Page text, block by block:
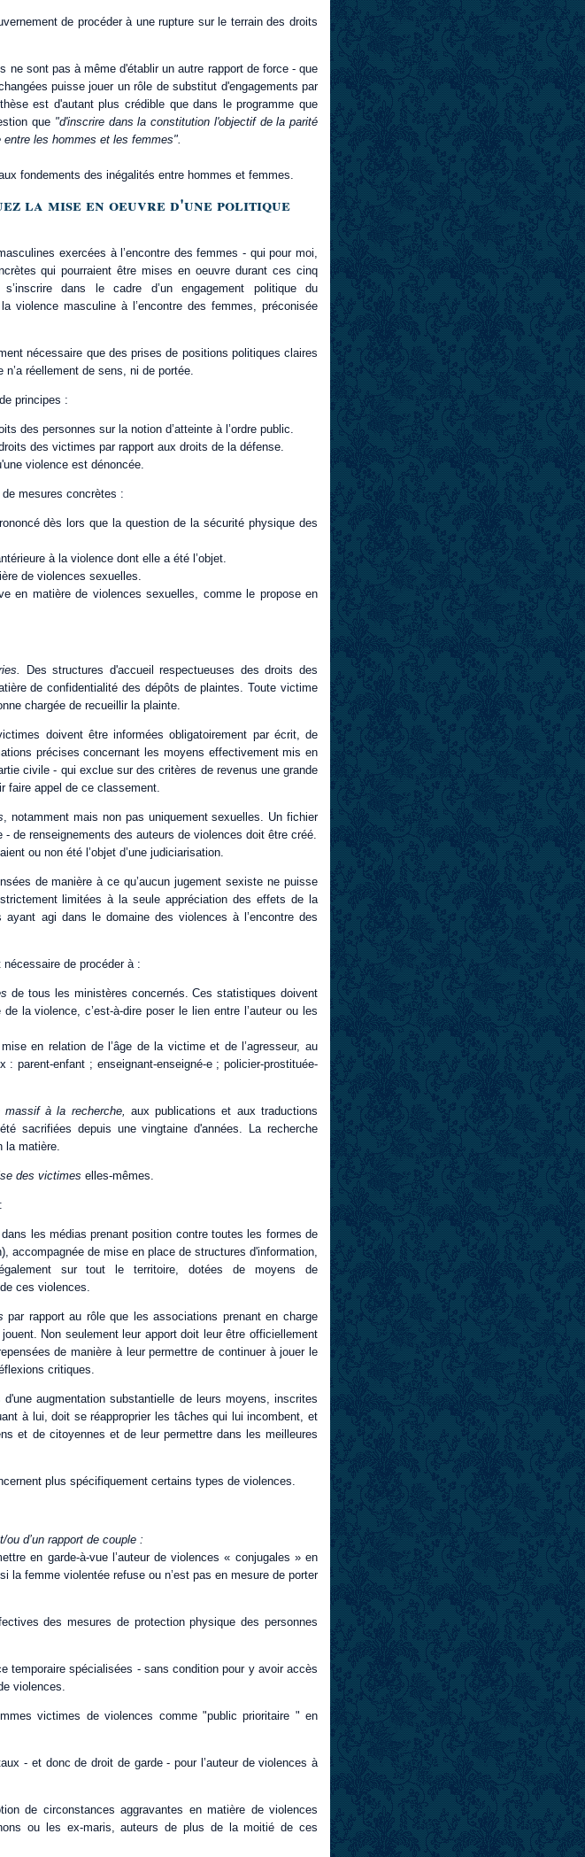
de procéder à une rupture sur le terrain des droits
sont pas à même d'établir un autre rapport de force - que
puisse jouer un rôle de substitut d'engagements par
est d'autant plus crédible que dans le programme que
que "d'inscrire dans la constitution l'objectif de la parité
les hommes et les femmes".
fondements des inégalités entre hommes et femmes.
la mise en oeuvre d'une politique
exercées à l’encontre des femmes - qui pour moi,
qui pourraient être mises en oeuvre durant ces cinq
dans le cadre d’un engagement politique du
violence masculine à l’encontre des femmes, préconisée
nécessaire que des prises de positions politiques claires
réellement de sens, ni de portée.
principes :
des personnes sur la notion d’atteinte à l’ordre public.
des victimes par rapport aux droits de la défense.
violence est dénoncée.
mesures concrètes :
dès lors que la question de la sécurité physique des
à la violence dont elle a été l’objet.
de violences sexuelles.
en matière de violences sexuelles, comme le propose en
Des structures d'accueil respectueuses des droits des
de confidentialité des dépôts de plaintes. Toute victime
chargée de recueillir la plainte.
doivent être informées obligatoirement par écrit, de
précises concernant les moyens effectivement mis en
civile - qui exclue sur des critères de revenus une grande
faire appel de ce classement.
, notamment mais non pas uniquement sexuelles. Un fichier
de renseignements des auteurs de violences doit être créé.
ou non été l’objet d’une judiciarisation.
de manière à ce qu’aucun jugement sexiste ne puisse
limitées à la seule appréciation des effets de la
agi dans le domaine des violences à l’encontre des
de procéder à :
de tous les ministères concernés. Ces statistiques doivent
la violence, c’est-à-dire poser le lien entre l’auteur ou les
en relation de l’âge de la victime et de l’agresseur, au
parent-enfant ; enseignant-enseigné-e ; policier-prostituée-
à la recherche,
aux publications et aux traductions
sacrifiées depuis une vingtaine d'années. La recherche
la matière.
des victimes elles-mêmes.
dans les médias prenant position contre toutes les formes de
accompagnée de mise en place de structures d'information,
sur tout le territoire, dotées de moyens de
ces violences.
par rapport au rôle que les associations prenant en charge
Non seulement leur apport doit leur être officiellement
de manière à leur permettre de continuer à jouer le
critiques.
augmentation substantielle de leurs moyens, inscrites
à lui, doit se réapproprier les tâches qui lui incombent, et
et de citoyennes et de leur permettre dans les meilleures
plus spécifiquement certains types de violences.
ou d’un rapport de couple :
en garde-à-vue l’auteur de violences « conjugales » en
femme violentée refuse ou n’est pas en mesure de porter
des mesures de protection physique des personnes
temporaire spécialisées - sans condition pour y avoir accès
violences.
victimes de violences comme "public prioritaire " en
- et donc de droit de garde - pour l’auteur de violences à
de circonstances aggravantes en matière de violences
ou les ex-maris, auteurs de plus de la moitié de ces